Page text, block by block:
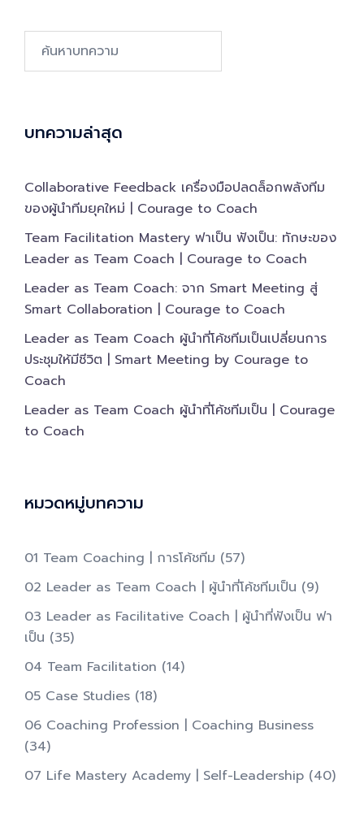
Search…
บทความล่าสุด
Collaborative Feedback เครื่องมือปลดล็อกพลังทีม
ของผู้นำทีมยุคใหม่ | Courage to Coach
Team Facilitation Mastery ฟาเป็น ฟังเป็น: ทักษะของ
Leader as Team Coach | Courage to Coach
Leader as Team Coach: จาก Smart Meeting สู่
Smart Collaboration | Courage to Coach
Leader as Team Coach ผู้นำที่โค้ชทีมเป็นเปลี่ยนการ
ประชุมให้มีชีวิต | Smart Meeting by Courage to
Coach
Leader as Team Coach ผู้นำที่โค้ชทีมเป็น | Courage
to Coach
หมวดหมู่บทความ
01 Team Coaching | การโค้ชทีม (57)
02 Leader as Team Coach | ผู้นำที่โค้ชทีมเป็น​ (9)
03 Leader as Facilitative Coach | ผู้นำที่ฟังเป็น ฟา
เป็น​ (35)
04 Team Facilitation (14)
05 Case Studies (18)
06 Coaching Profession | Coaching Business
(34)
07 Life Mastery Academy | Self-Leadership (40)